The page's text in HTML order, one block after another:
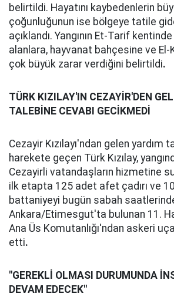
belirtildi. Hayatını kaybedenlerin
çoğunluğunun ise bölgeye tatile
açıklandı. Yangının Et-Tarif
alanlara, hayvanat bahçesine ve El-
çok büyük zarar verdiğini belirtildi.
TÜRK KIZILAY'IN CEZAYİR'DEN
TALEBİNE CEVABI GECİKMEDİ
Cezayir Kızılayı'ndan gelen yardım
harekete geçen Türk Kızılay,
Cezayirli vatandaşların hizmetine
ilk etapta 125 adet afet çadırı ve
battaniyeyi bugün sabah
Ankara/Etimesgut'ta bulunan 11.
Ana Üs Komutanlığı'ndan askeri
etti.
"GEREKLİ OLMASI DURUMUNDA
DEVAM EDECEK"